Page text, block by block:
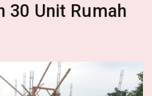
30 Unit Rumah